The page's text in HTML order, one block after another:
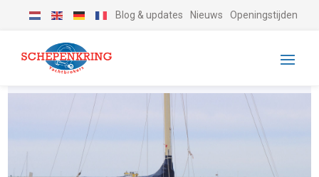
Blog & updates Nieuws Openingstijden